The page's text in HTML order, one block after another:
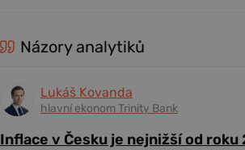
Názory analytiků
Lukáš Kovanda
hlavní ekonom Trinity Bank
Inflace v Česku je nejnižší od roku